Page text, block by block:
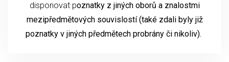
disponovat poznatky z jiných oborů a znalostmi
mezipředmětových souvislostí (také zdali byly již
poznatky v jiných předmětech probrány či nikoliv).